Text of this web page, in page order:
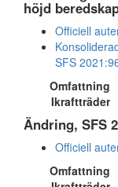
höjd
Officiell
SFS
Omfattning
Ikraftträder
Ändring, SFS
Officiell
Omfattning